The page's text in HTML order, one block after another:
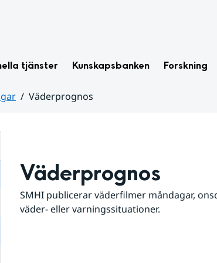
tjänster Kunskapsbanken Forskning
Väderprognos
Väderprognos
SMHI publicerar väderfilmer måndagar,
väder- eller varningssituationer.